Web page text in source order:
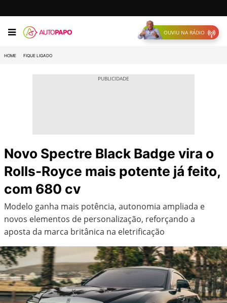
OUVIU NA RÁDIO
HOME FIQUE LIGADO
Novo Spectre Black Badge vira o
Rolls-Royce mais potente já feito,
com 680 cv
Modelo ganha mais potência, autonomia ampliada e
novos elementos de personalização, reforçando a
aposta da marca britânica na eletrificação